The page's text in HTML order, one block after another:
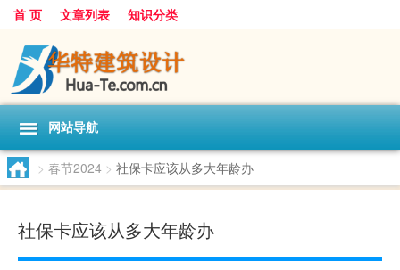
首 页 文章列表 知识分类
网站导航
> 春节2024 > 社保卡应该从多大年龄办
社保卡应该从多大年龄办